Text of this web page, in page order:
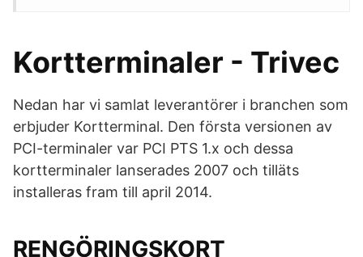
Kortterminaler - Trivec
Nedan har vi samlat leverantörer i branchen som
erbjuder Kortterminal. Den första versionen av
PCI-terminaler var PCI PTS 1.x och dessa
kortterminaler lanserades 2007 och tilläts
installeras fram till april 2014.
RENGÖRINGSKORT